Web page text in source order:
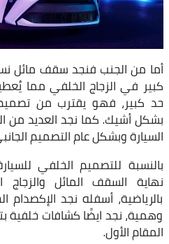
أما من الجنب فنجد سقف مائل
حد كبير، فهو يقترب من
بشكل أشيك. كما نجد العديد من
السيارة وبشكل عام التصميم
بالنسبة للتصميم الخلفي
نهاية السقف المائل والزجاج
بالرياضية، أسفله نجد
وهمية، نجد ايضًا كشافات
المقام الأول.